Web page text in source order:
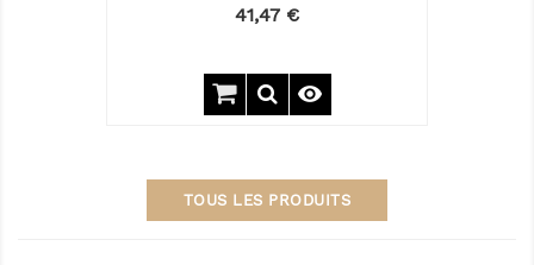
Prix
41,47 €

TOUS LES PRODUITS